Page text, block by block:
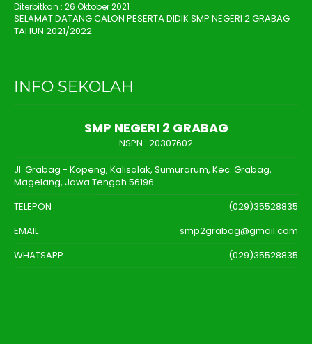
Diterbitkan : 26 Oktober 2021
SELAMAT DATANG CALON PESERTA DIDIK SMP NEGERI 2 GRABAG
TAHUN 2021/2022
INFO SEKOLAH
SMP NEGERI 2 GRABAG
NSPN : 20307602
Jl. Grabag - Kopeng, Kalisalak, Sumurarum, Kec. Grabag,
Magelang, Jawa Tengah 56196
TELEPON
(029)35528835
EMAIL
smp2grabag@gmail.com
WHATSAPP
(029)35528835